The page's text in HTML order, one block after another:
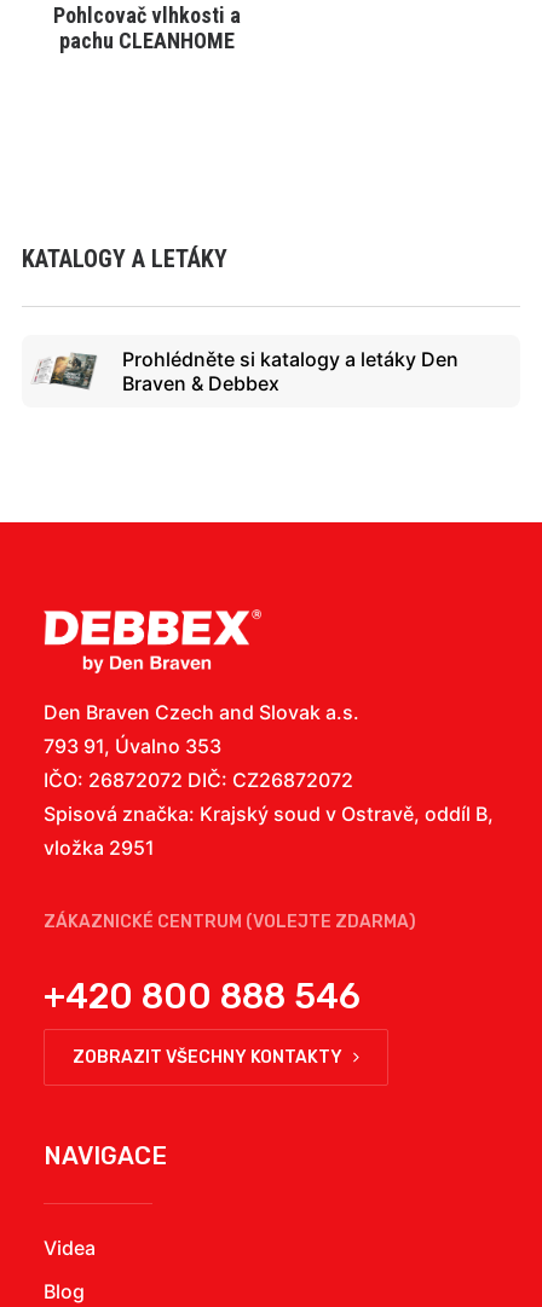
KATALOGY A LETÁKY
Prohlédněte si katalogy a letáky Den
Braven & Debbex
VYBRAT VARIANTU
Pohlcovač vlhkosti a
pachu CLEANHOME
Den Braven Czech and Slovak a.s.
793 91, Úvalno 353
IČO: 26872072 DIČ: CZ26872072
Spisová značka: Krajský soud v Ostravě, oddíl B,
vložka 2951
ZÁKAZNICKÉ CENTRUM (VOLEJTE ZDARMA)
+420 800 888 546
ZOBRAZIT VŠECHNY KONTAKTY
NAVIGACE
Videa
Blog